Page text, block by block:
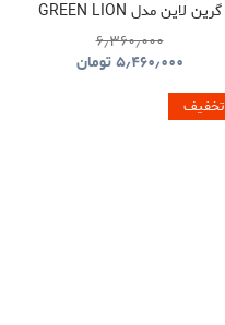
گرین لاین مدل GREEN LION
GNLEZ10KPBBK
۶٫۳۶۰٫۰۰۰
۵٫۴۶۰٫۰۰۰تومان
تخفیف